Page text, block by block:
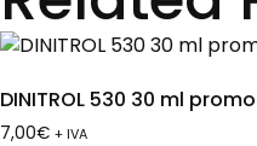
DINITROL 530 30 ml
7,00€ + IVA